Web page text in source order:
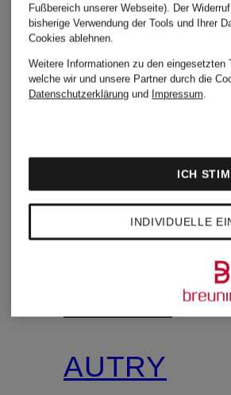
+Aktionsrabatt
AUTRY
Fußbereich unserer Webseite). Der
bisherige Verwendung der Tools und Ihrer
Cookies ablehnen.
Weitere Informationen zu den eingesetzten
welche wir und unsere Partner durch die
Datenschutzerklärung und Impressum.
INDIVIDUELLE
ICH